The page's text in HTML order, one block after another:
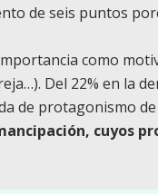
de seis puntos
como
Del 22% en la
de protagonismo
cuyos